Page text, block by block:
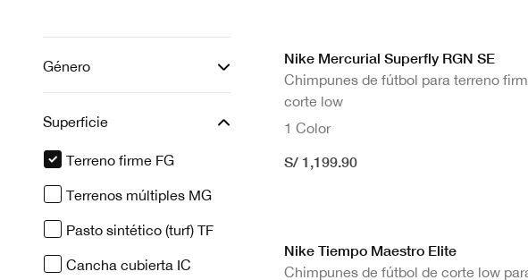
Género
Superficie
Terreno firme FG
seleccionado Actualmente Refinado por Superficie: Terreno firme
Terrenos múltiples MG
Filtrar por Superficie: Terrenos múltiples MG
Pasto sintético (turf) TF
Filtrar por Superficie: Pasto sintético (turf) TF
Cancha cubierta IC
Nike Mercurial Superfly RGN SE
Chimpunes de fútbol para terreno
corte low
1 Color
S/ 1,199.90
Nike Tiempo Maestro Elite
Chimpunes de fútbol de corte low